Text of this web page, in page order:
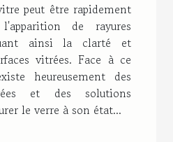
un verre
peut être rapidement
de rayures
ainsi la clarté et
vitrées. Face à ce
heureusement des
et des solutions
le verre à son état...